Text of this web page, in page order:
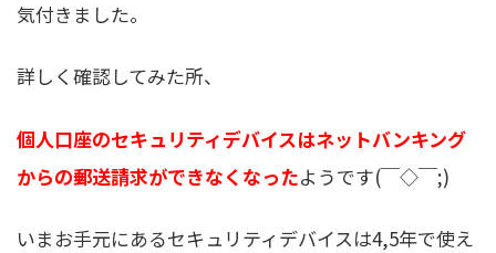
気付きました。
詳しく確認してみた所、
個人口座のセキュリティデバイスはネットバンキング
からの郵送請求ができなくなったようです(￣◇￣;)
いまお手元にあるセキュリティデバイスは4,5年で使え